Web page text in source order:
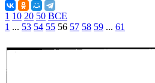
1 10 20 50 ВСЕ
1 ... 53 54 55 56 57 58 59 ... 61